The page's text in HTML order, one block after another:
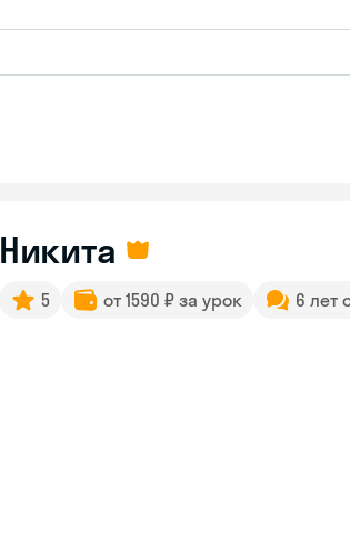
Никита
5 от 1590 ₽ за урок 6 лет